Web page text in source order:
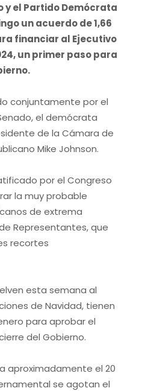
y el Partido Demócrata
un acuerdo de 1,66
financiar al Ejecutivo
un primer paso para
conjuntamente por el
el demócrata
de la Cámara de
Mike Johnson.
por el Congreso
la muy probable
de extrema
Representantes, que
recortes
esta semana al
de Navidad, tienen
para aprobar el
del Gobierno.
aproximadamente el 20
se agotan el